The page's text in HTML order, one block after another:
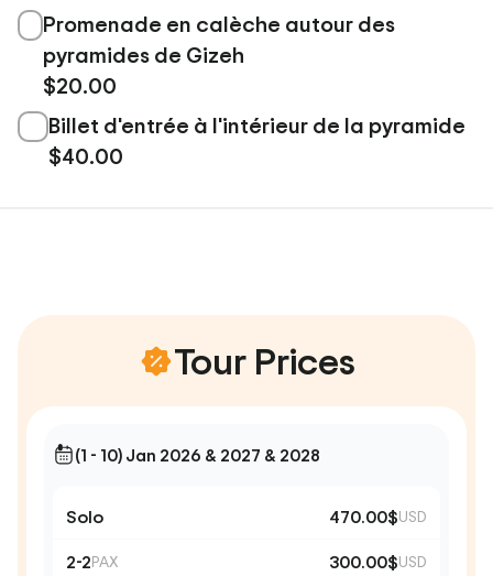
Promenade en calèche autour des
pyramides de Gizeh
$20.00
Billet d'entrée à l'intérieur de la pyramide
$40.00
Tour Prices
(1 - 10) Jan 2026 & 2027 & 2028
Solo 470.00$USD
2-2PAX 300.00$USD